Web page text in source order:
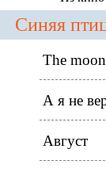
Синяя
The
А я не
Август